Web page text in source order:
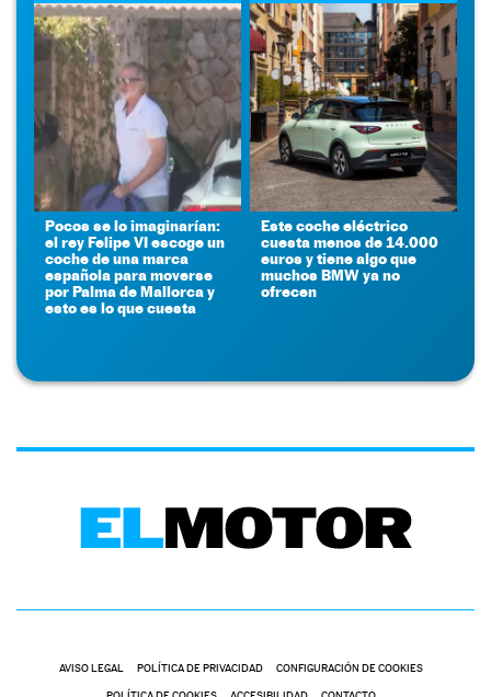
Pocos se lo imaginarían:
el rey Felipe VI escoge un
coche de una marca
española para moverse
por Palma de Mallorca y
esto es lo que cuesta
Este coche eléctrico
cuesta menos de 14.000
euros y tiene algo que
muchos BMW ya no
ofrecen
AVISO LEGAL POLÍTICA DE PRIVACIDAD CONFIGURACIÓN DE COOKIES